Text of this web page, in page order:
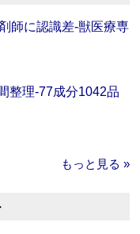
師に認識差‐獣医療専
整理‐77成分1042品
もっと見る »